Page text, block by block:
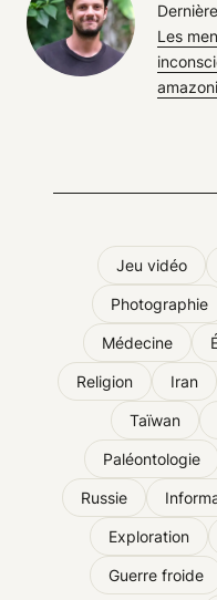
Les
Jeu vidéo
Photographie
Médecine
Religion Iran
Taïwan
Paléontologie
Russie
Exploration
Guerre froide